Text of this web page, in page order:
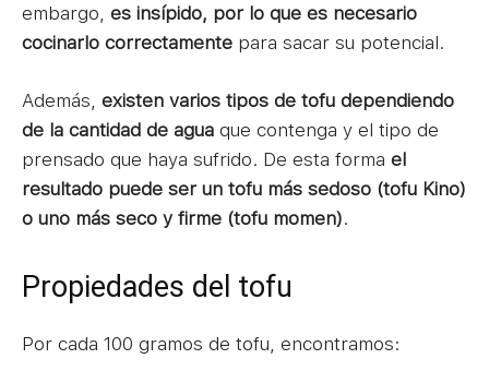
embargo, es insípido, por lo que es necesario
cocinarlo correctamente para sacar su potencial.
Además, existen varios tipos de tofu dependiendo
de la cantidad de agua que contenga y el tipo de
prensado que haya sufrido. De esta forma el
resultado puede ser un tofu más sedoso (tofu Kino)
o uno más seco y firme (tofu momen).
Propiedades del tofu
Por cada 100 gramos de tofu, encontramos: